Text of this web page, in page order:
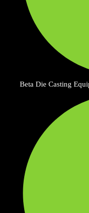
Beta Die Casting